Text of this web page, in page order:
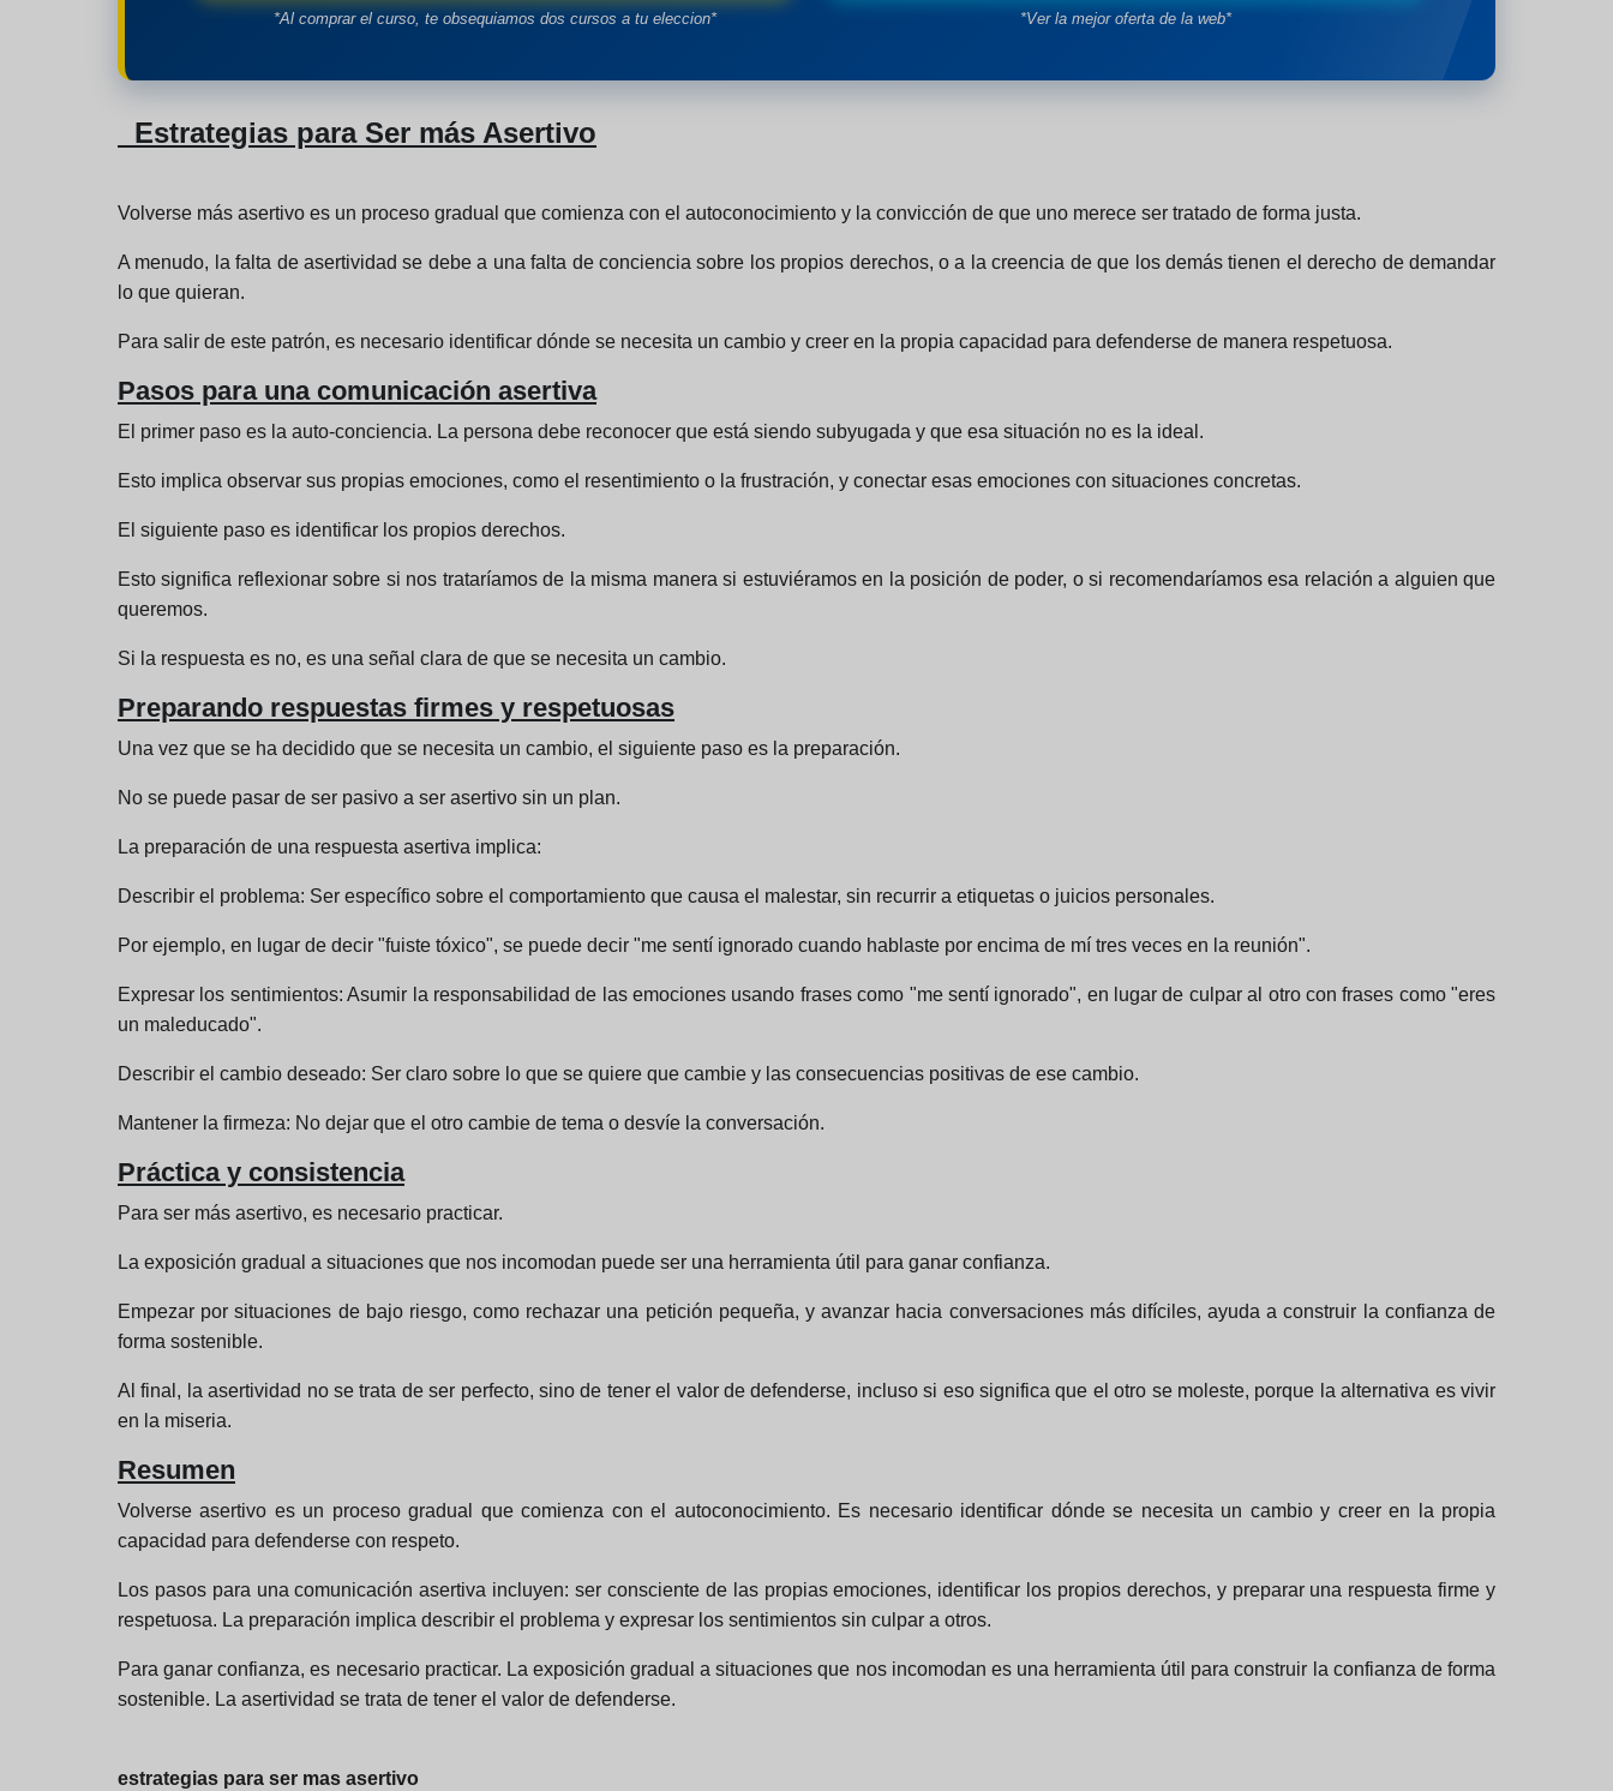
*Al comprar el curso, te obsequiamos dos cursos a tu eleccion* *Ver la mejor oferta de la web*
Estrategias para Ser más Asertivo
Volverse más asertivo es un proceso gradual que comienza con el autoconocimiento y la convicción de que uno merece ser tratado de forma justa.
A menudo, la falta de asertividad se debe a una falta de conciencia sobre los propios derechos, o a la creencia de que los demás tienen el derecho de demandar
lo que quieran.
Para salir de este patrón, es necesario identificar dónde se necesita un cambio y creer en la propia capacidad para defenderse de manera respetuosa.
Pasos para una comunicación asertiva
El primer paso es la auto-conciencia. La persona debe reconocer que está siendo subyugada y que esa situación no es la ideal.
Esto implica observar sus propias emociones, como el resentimiento o la frustración, y conectar esas emociones con situaciones concretas.
El siguiente paso es identificar los propios derechos.
Esto significa reflexionar sobre si nos trataríamos de la misma manera si estuviéramos en la posición de poder, o si recomendaríamos esa relación a alguien que
queremos.
Si la respuesta es no, es una señal clara de que se necesita un cambio.
Preparando respuestas firmes y respetuosas
Una vez que se ha decidido que se necesita un cambio, el siguiente paso es la preparación.
No se puede pasar de ser pasivo a ser asertivo sin un plan.
La preparación de una respuesta asertiva implica:
Describir el problema: Ser específico sobre el comportamiento que causa el malestar, sin recurrir a etiquetas o juicios personales.
Por ejemplo, en lugar de decir "fuiste tóxico", se puede decir "me sentí ignorado cuando hablaste por encima de mí tres veces en la reunión".
Expresar los sentimientos: Asumir la responsabilidad de las emociones usando frases como "me sentí ignorado", en lugar de culpar al otro con frases como "eres
un maleducado".
Describir el cambio deseado: Ser claro sobre lo que se quiere que cambie y las consecuencias positivas de ese cambio.
Mantener la firmeza: No dejar que el otro cambie de tema o desvíe la conversación.
Práctica y consistencia
Para ser más asertivo, es necesario practicar.
La exposición gradual a situaciones que nos incomodan puede ser una herramienta útil para ganar confianza.
Empezar por situaciones de bajo riesgo, como rechazar una petición pequeña, y avanzar hacia conversaciones más difíciles, ayuda a construir la confianza de
forma sostenible.
Al final, la asertividad no se trata de ser perfecto, sino de tener el valor de defenderse, incluso si eso significa que el otro se moleste, porque la alternativa es vivir
en la miseria.
Resumen
Volverse asertivo es un proceso gradual que comienza con el autoconocimiento. Es necesario identificar dónde se necesita un cambio y creer en la propia
capacidad para defenderse con respeto.
Los pasos para una comunicación asertiva incluyen: ser consciente de las propias emociones, identificar los propios derechos, y preparar una respuesta firme y
respetuosa. La preparación implica describir el problema y expresar los sentimientos sin culpar a otros.
Para ganar confianza, es necesario practicar. La exposición gradual a situaciones que nos incomodan es una herramienta útil para construir la confianza de forma
sostenible. La asertividad se trata de tener el valor de defenderse.
estrategias para ser mas asertivo